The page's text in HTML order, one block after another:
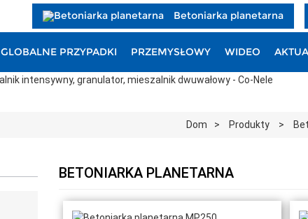
Betoniarka planetarna
GLOBALNE PRZYPADKI PRZEMYSŁOWY WIDEO
Dom Produkty
BETONIARKA PLANETARNA